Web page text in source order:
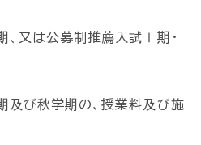
、又は公募制推薦入試Ⅰ期・
及び秋学期の、授業料及び施